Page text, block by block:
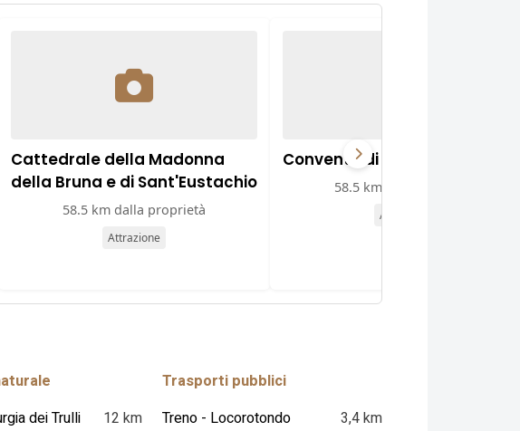
Cattedrale della Madonna
della Bruna e di Sant'Eustachio
58.5 km dalla proprietà
Attrazione
Convento di Sant'Agostino
58.5 km dalla proprietà
Attrazione
dei Trulli
12 km
Trasporti pubblici
Treno - Locorotondo
3,4 km